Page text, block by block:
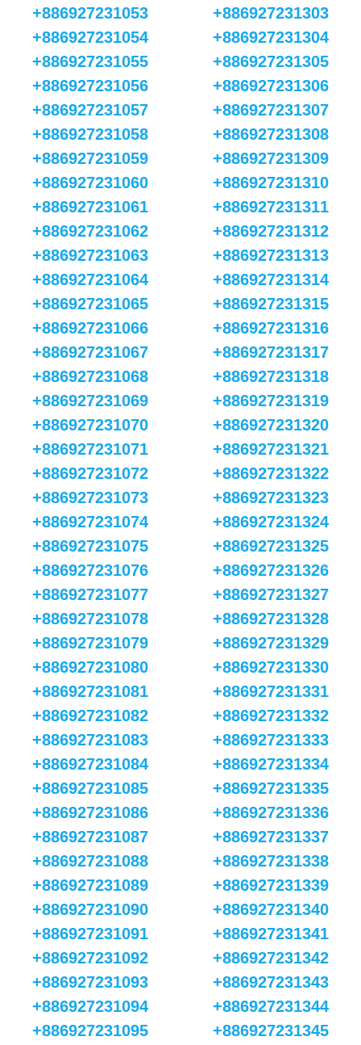
+886927231053
+886927231054
+886927231055
+886927231056
+886927231057
+886927231058
+886927231059
+886927231060
+886927231061
+886927231062
+886927231063
+886927231064
+886927231065
+886927231066
+886927231067
+886927231068
+886927231069
+886927231070
+886927231071
+886927231072
+886927231073
+886927231074
+886927231075
+886927231076
+886927231077
+886927231078
+886927231079
+886927231080
+886927231081
+886927231082
+886927231083
+886927231084
+886927231085
+886927231086
+886927231087
+886927231088
+886927231089
+886927231090
+886927231091
+886927231092
+886927231093
+886927231094
+886927231095
+886927231303
+886927231304
+886927231305
+886927231306
+886927231307
+886927231308
+886927231309
+886927231310
+886927231311
+886927231312
+886927231313
+886927231314
+886927231315
+886927231316
+886927231317
+886927231318
+886927231319
+886927231320
+886927231321
+886927231322
+886927231323
+886927231324
+886927231325
+886927231326
+886927231327
+886927231328
+886927231329
+886927231330
+886927231331
+886927231332
+886927231333
+886927231334
+886927231335
+886927231336
+886927231337
+886927231338
+886927231339
+886927231340
+886927231341
+886927231342
+886927231343
+886927231344
+886927231345